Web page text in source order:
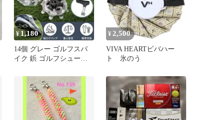
¥ 1,180
14個 グレー ゴルフスパ
イク 鋲 ゴルフシューズ
¥ 2,500
VIVA HEARTビバハー
ト 氷のう